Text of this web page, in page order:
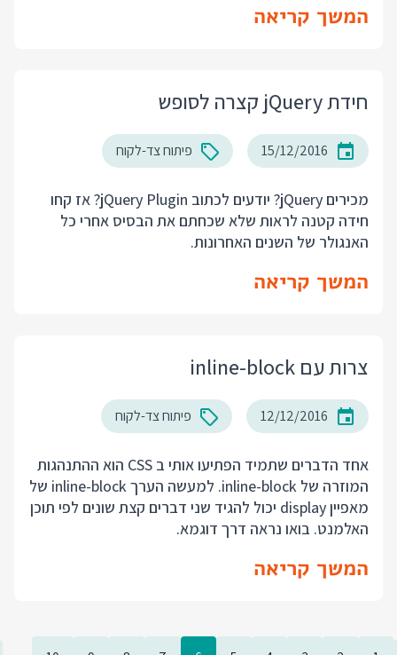
המשך קריאה
חידת jQuery קצרה לסופש
15/12/2016 פיתוח צד-לקוח
מכירים jQuery? יודעים לכתוב jQuery Plugin? אז קחו
חידה קטנה לראות שלא שכחתם את הבסיס אחרי כל
האנגולר של השנים האחרונות.
המשך קריאה
צרות עם inline-block
12/12/2016 פיתוח צד-לקוח
אחד הדברים שתמיד הפתיעו אותי ב CSS הוא ההתנהגות
המוזרה של inline-block. למעשה הערך inline-block של
מאפיין display יכול להגיד שני דברים קצת שונים לפי תוכן
האלמנט. בואו נראה דרך דוגמא.
המשך קריאה